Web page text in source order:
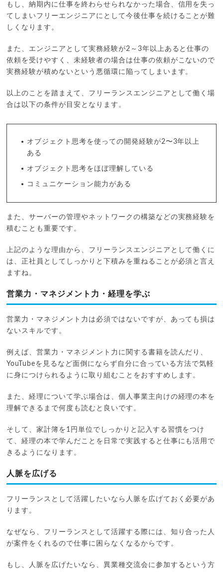
もし、納期内に仕事を終わらせられなかった場合、信用を失っ
てしまいフリーエンジニアにとして今後仕事を続けることが難
しくなります。
また、エンジニアとして実務経験が2～3年以上あると仕事の
依頼を受けやすく、未経験者の場合は仕事の依頼がこないので
実務経験が積めないという悪循環に陥ってしまいます。
以上のことを踏まえて、フリーランスエンジニアとして働く場
合は以下の条件が目安となります。
オブジェクト思考を使っての開発経験が2〜3年以上
ある
オブジェクト思考をほぼ理解している
コミュニケーション能力がある
また、サーバーの管理やネットワークの構築などの実務経験を
積むことも重要です。
上記のような理由から、フリーランスエンジニアとして働くに
は、正社員としてしっかりと下積みを重ねることが必須と言え
ますね。
営業力・マネジメント力・経理を学ぶ
営業力・マネジメント力は必須ではないですが、あっても損は
ないスキルです。
例えば、営業力・マネジメント力に関する書籍を読んだり、
YouTubeを見るなど面倒にならず自分に合っている方法で気軽
に身につけられるように取り組むことをおすすめします。
また、経理について学ぶ場合は、個人事業主向けの経理の本を
理解できるまで何度も読むと良いです。
そして、家計簿を1円単位でしっかりと記入する習慣をつけ
て、経理の本で学んだことを日常で実践すると仕事にも活用で
きるようになります。
人脈を広げる
フリーランスとして活躍したいなら人脈を広げておく必要があ
ります。
なぜなら、フリーランスとして活躍する際には、知り合った人
が案件をくれるので仕事に困らなくなるからです。
もし、人脈を広げたいなら、異業種交流会に参加するという方